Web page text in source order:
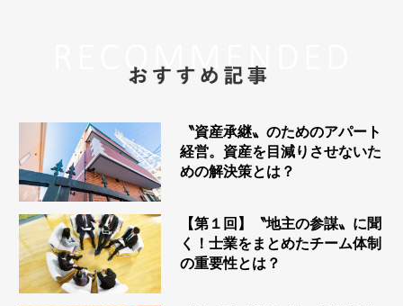
〝資産承継〟のためのアパート
経営。資産を目減りさせないた
めの解決策とは？
【第１回】〝地主の参謀〟に聞
く！士業をまとめたチーム体制
の重要性とは？